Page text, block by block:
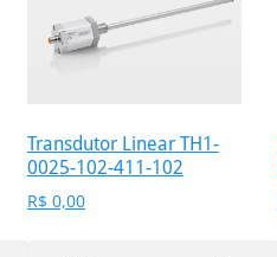
Transdutor Linear TH1-
0025-102-411-102
R$ 0,00